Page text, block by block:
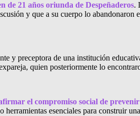
de 21 años oriunda de Despeñaderos.
y que a su cuerpo lo abandonaron
y preceptora de una institución
quien posteriormente lo
el compromiso social de
esenciales para construir